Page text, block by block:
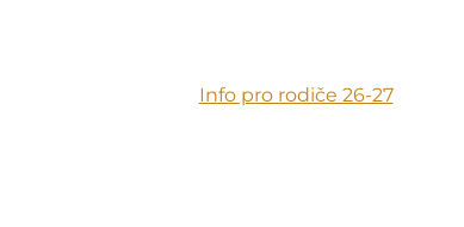
Info pro rodiče 26-27